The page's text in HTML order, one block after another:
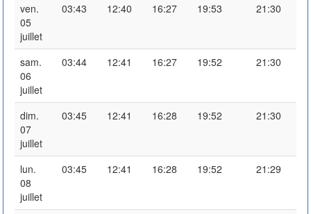
ven.
05
juillet
03:43 12:40 16:27 19:53 21:30
sam.
06
juillet
03:44 12:41 16:27 19:52 21:30
dim.
07
juillet
03:45 12:41 16:28 19:52 21:30
lun.
08
juillet
03:45 12:41 16:28 19:52 21:29